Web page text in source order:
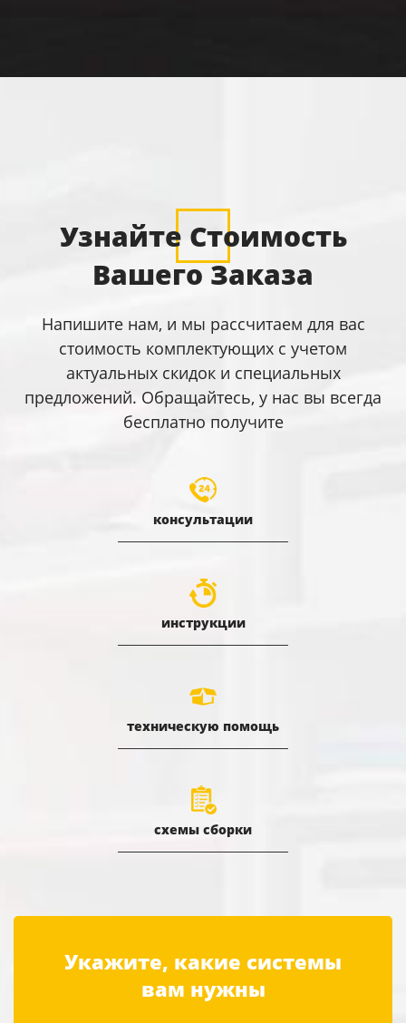
Узнайте Стоимость
Вашего Заказа
Напишите нам, и мы рассчитаем для вас
стоимость комплектующих с учетом
актуальных скидок и специальных
предложений. Обращайтесь, у нас вы всегда
бесплатно получите
консультации
инструкции
техническую помощь
схемы сборки
Укажите, какие системы
вам нужны